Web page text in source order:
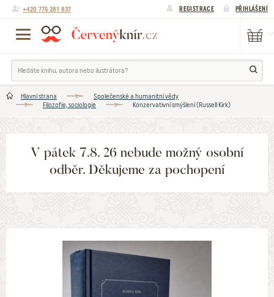
+420 775 281 837 REGISTRACE PŘIHLÁŠENÍ
Hlavní strana
Společenské a humanitní vědy
Filozofie, sociologie
Konzervativní smýšlení (Russell Kirk)
V pátek 7.8. 26 nebude možný osobní
odběr. Děkujeme za pochopení